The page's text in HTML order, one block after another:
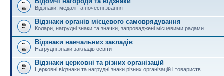
Відзнаки, медалі та почесні звання
Відзнаки органів місцевого самоврядування
Колари, нагрудні знаки та значки, запроваджені місцевими радами
Відзнаки навчальних закладів
Нагрудні знаки закладів освіти
Відзнаки церковні та різних організацій
Церковні відзнаки та нагрудні знаки різних організацій і товариств